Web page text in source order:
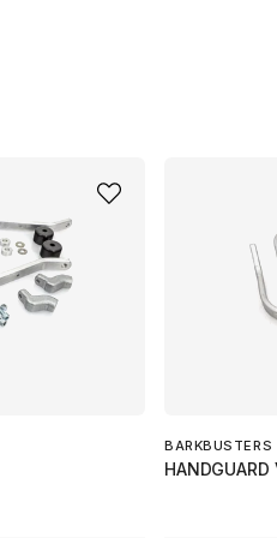
BARKBUSTERS